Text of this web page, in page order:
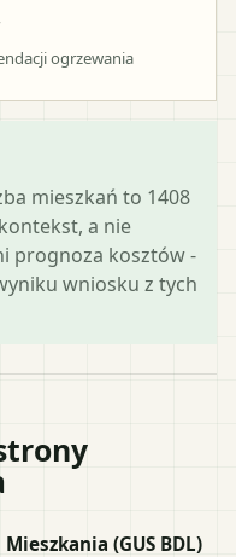
ogrzewania
mieszkań to 1408
a nie
prognoza kosztów -
wniosku z tych
Mieszkania (GUS BDL)